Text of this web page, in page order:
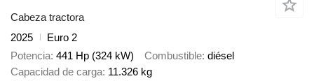
Cabeza tractora
2025
Euro 2
Potencia 441 Hp (324 kW) Combustible diésel
Capacidad de carga 11.326 kg